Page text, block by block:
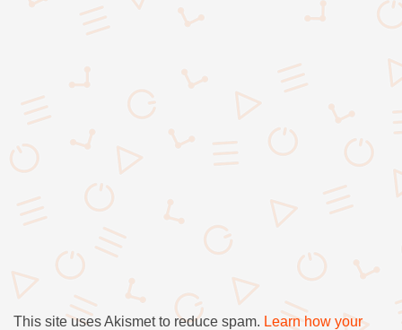
This site uses Akismet to reduce spam. Learn how your